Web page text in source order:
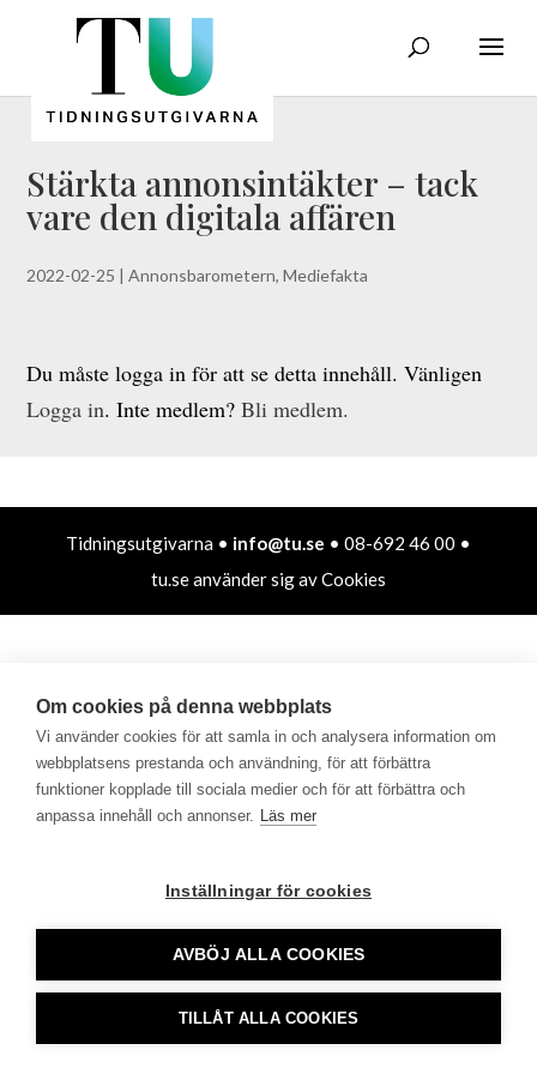
Stärkta annonsintäkter – tack
vare den digitala affären
2022-02-25 |Annonsbarometern,Mediefakta
Du måste logga in för att se detta innehåll. Vänligen
Logga in. Inte medlem?Bli medlem.
Tidningsutgivarna • info@tu.se • 08-692 46 00 •
tu.se använder sig av Cookies
Om cookies på denna webbplats
Vi använder cookies för att samla in och analysera information om
webbplatsens prestanda och användning, för att förbättra
funktioner kopplade till sociala medier och för att förbättra och
anpassa innehåll och annonser. Läs mer
Inställningar för cookies
AVBÖJ ALLA COOKIES
TILLÅT ALLA COOKIES